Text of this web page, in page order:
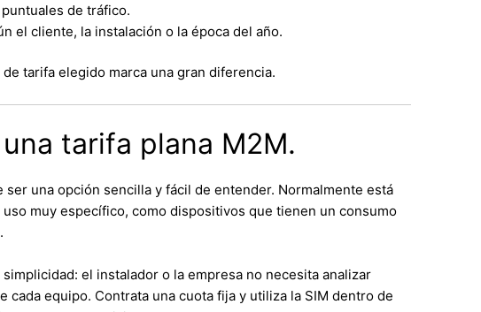
de tráfico.
el cliente, la instalación o la época del año.
tarifa elegido marca una gran diferencia.
tarifa plana M2M.
ser una opción sencilla y fácil de entender. Normalmente está
uso muy específico, como dispositivos que tienen un consumo
el instalador o la empresa no necesita analizar
cada equipo. Contrata una cuota fija y utiliza la SIM dentro de